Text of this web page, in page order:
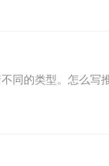
同的类型。怎么写